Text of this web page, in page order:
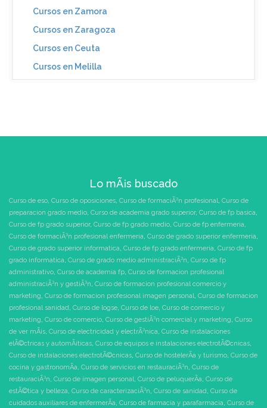
Cursos en Zamora
Cursos en Zaragoza
Cursos en Ceuta
Cursos en Melilla
Lo mÃ¡s buscado
Curso de eso, Curso de oposiciones, Curso de formaciÃ³n profesional, Curso de
preparacion grado medio, Curso de academia grado superior, Curso de fp basica,
Curso de fp grado superior, Curso de fp grado medio, Curso de fp enfermeria,
Curso de formaciÃ³n profesional enfermeria, Curso de grado superior enfermeria,
Curso de grado superior informatica, Curso de fp grado enfermeria, Curso de fp
grado informatica, Curso de grado medio administraciÃ³n, Curso de fp
administrativo, Curso de academia fp, Curso de formacion profesional
administraciÃ³n y gestiÃ³n, Curso de formacion profesional comercio y
marketing, Curso de formacion profesional imagen personal, Curso de formacion
profesional sanidad, Curso de logse, Curso de loe, Curso de comercio y
marketing, Curso de comercio, Curso de gestiÃ³n comercial y marketing, Curso
de ver mÃ¡s, Curso de electricidad y electrÃ³nica, Curso de instalaciones
elÃ©ctricas y automÃ¡ticas, Curso de equipos e instalaciones electrotÃ©cnicas,
Curso de instalaciones electrotÃ©cnicas, Curso de hostelerÃ­a y turismo, Curso de
cocina y gastronomÃ­a, Curso de servicios en restauraciÃ³n, Curso de
restauraciÃ³n, Curso de imagen personal, Curso de peluquerÃ­a, Curso de
estÃ©tica y belleza, Curso de caracterizaciÃ³n, Curso de sanidad, Curso de
cuidados auxiliares de enfermerÃ­a, Curso de farmacia y parafarmacia, Curso de